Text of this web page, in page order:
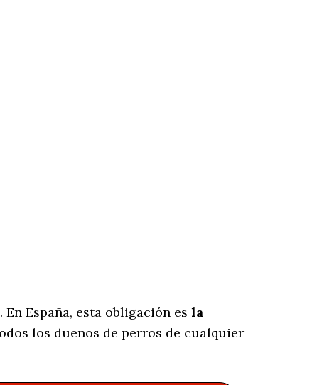
España, esta obligación es la
los dueños de perros de cualquier